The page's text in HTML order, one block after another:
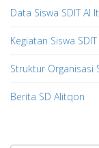
Data Siswa SDIT Al
Kegiatan Siswa SDIT
Struktur Organisasi
Berita SD Alitqon